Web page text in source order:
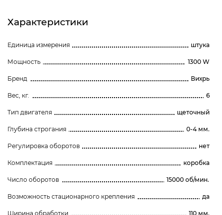
Характеристики
Единица измерения штука
Мощность 1300 W
Бренд Вихрь
Вес, кг. 6
Тип двигателя щеточный
Глубина строгания 0-4 мм.
Регулировка оборотов нет
Комплектация коробка
Число оборотов 15000 об/мин.
Возможность стационарного крепления да
Ширина обработки 110 мм.